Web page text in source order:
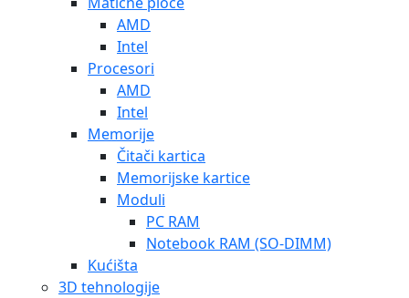
AMD
Intel
Procesori
AMD
Intel
Memorije
Čitači kartica
Memorijske kartice
Moduli
PC RAM
Notebook RAM (SO-DIMM)
Kućišta
3D tehnologije